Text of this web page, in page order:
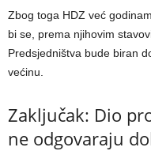
Zbog toga HDZ već
bi se, prema njihovim
Predsjedništva bude biran
većinu.
Zaključak: Dio
ne odgovaraju